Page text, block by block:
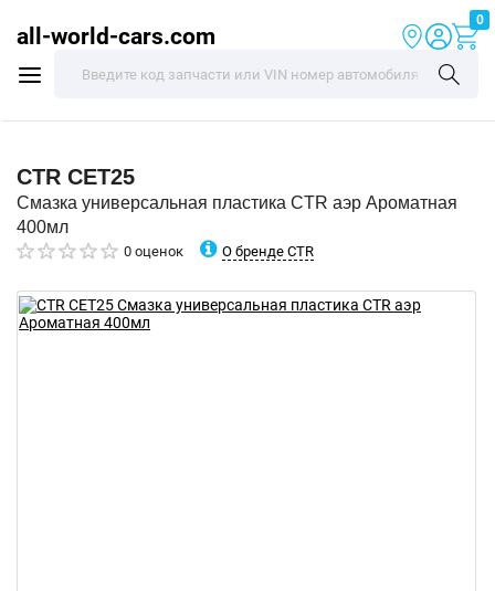
all-world-cars.com
0
CTR CET25
Смазка универсальная пластика CTR аэр Ароматная
400мл
0 оценок О бренде CTR